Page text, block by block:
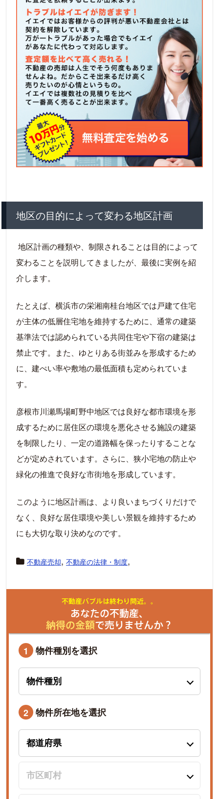
地区の目的によって変わる地区計画
地区計画の種類や、制限されることは目的によって
変わることを説明してきましたが、最後に実例を紹
介します。
たとえば、横浜市の栄湘南桂台地区では戸建て住宅
が主体の低層住宅地を維持するために、通常の建築
基準法では認められている共同住宅や下宿の建築は
禁止です。また、ゆとりある街並みを形成するため
に、建ぺい率や敷地の最低面積も定められていま
す。
彦根市川瀬馬場町野中地区では良好な都市環境を形
成するために居住区の環境を悪化させる施設の建築
を制限したり、一定の道路幅を保ったりすることな
どが定めされています。さらに、狭小宅地の防止や
緑化の推進で良好な市街地を形成しています。
このように地区計画は、より良いまちづくりだけで
なく、良好な居住環境や美しい景観を維持するため
にも大切な取り決めなのです。
不動産売却, 不動産の法律・制度,
不動産バブルは終わり間近。。
あなたの不動産、
納得の金額で売りませんか？
1 物件種別を選択
2 物件所在地を選択